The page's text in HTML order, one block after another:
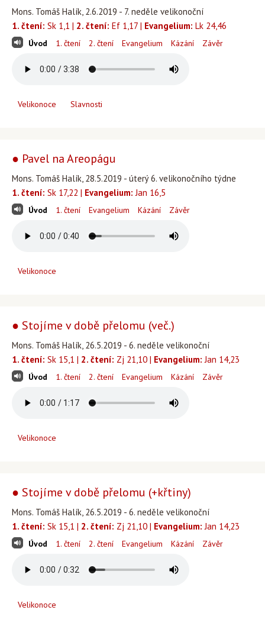
Mons. Tomáš Halík, 2.6.2019 - 7. neděle velikonoční
1. čtení: Sk 1,1 | 2. čtení: Ef 1,17 | Evangelium: Lk 24,46
Úvod 1. čtení 2. čtení Evangelium Kázání Závěr
Velikonoce Slavnosti
● Pavel na Areopágu
Mons. Tomáš Halík, 28.5.2019 - úterý 6. velikonočního týdne
1. čtení: Sk 17,22 | Evangelium: Jan 16,5
Úvod 1. čtení Evangelium Kázání Závěr
Velikonoce
● Stojíme v době přelomu (več.)
Mons. Tomáš Halík, 26.5.2019 - 6. neděle velikonoční
1. čtení: Sk 15,1 | 2. čtení: Zj 21,10 | Evangelium: Jan 14,23
Úvod 1. čtení 2. čtení Evangelium Kázání Závěr
Velikonoce
● Stojíme v době přelomu (+křtiny)
Mons. Tomáš Halík, 26.5.2019 - 6. neděle velikonoční
1. čtení: Sk 15,1 | 2. čtení: Zj 21,10 | Evangelium: Jan 14,23
Úvod 1. čtení 2. čtení Evangelium Kázání Závěr
Velikonoce